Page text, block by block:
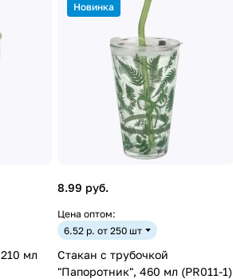
мл
Новинка
8.99 руб.
Цена оптом:
6.52 р. от 250 шт
Стакан с трубочкой
"Папоротник", 460 мл (PR011-1)